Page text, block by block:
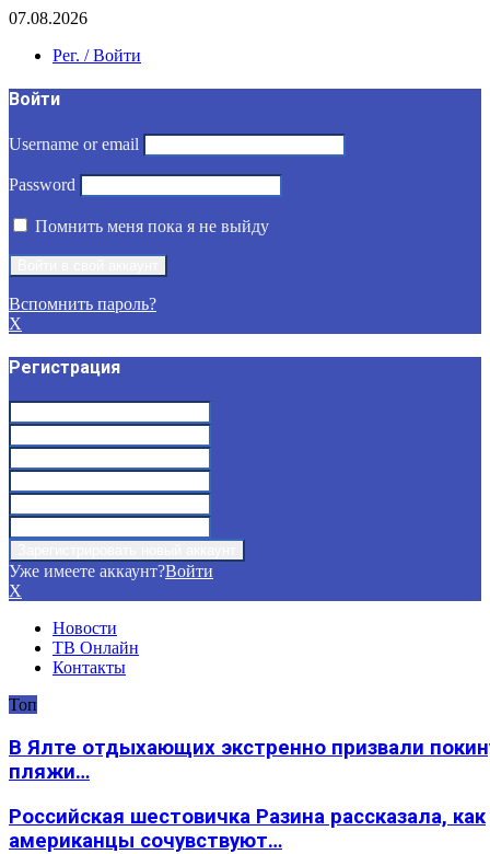
07.08.2026
Рег. / Войти
Войти
Username or email
Password
Помнить меня пока я не выйду
Вспомнить пароль?
X
Регистрация
Уже имеете аккаунт?Войти
X
Новости
ТВ Онлайн
Контакты
Топ
В Ялте отдыхающих экстренно призвали
пляжи…
Российская шестовичка Разина рассказала, как
американцы сочувствуют…